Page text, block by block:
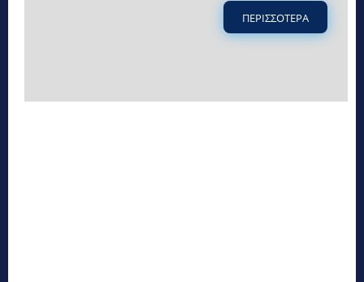
ΠΕΡΙΣΣΟΤΕΡΑ